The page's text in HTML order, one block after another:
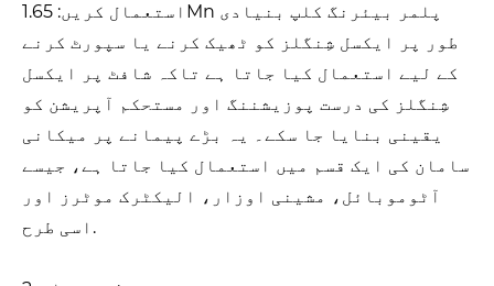
1.استعمال کریں: 65Mn پلمر بیئرنگ کلپ بنیادی
طور پر ایکسل شِنگلز کو ٹھیک کرنے یا سپورٹ کرنے
کے لیے استعمال کیا جاتا ہے تاکہ شافٹ پر ایکسل
شِنگلز کی درست پوزیشننگ اور مستحکم آپریشن کو
یقینی بنایا جا سکے۔ یہ بڑے پیمانے پر میکانی
سامان کی ایک قسم میں استعمال کیا جاتا ہے، جیسے
آٹوموبائل، مشینی اوزار، الیکٹرک موٹرز اور
اسی طرح.